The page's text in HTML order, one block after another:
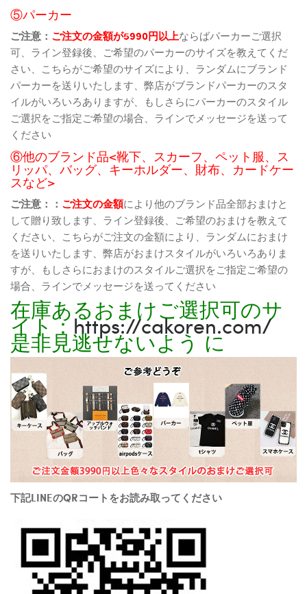
⑤パーカー
ご注意： ご注文の金額が5990円以上ならばパーカーご選択
可、ライン登録後、ご希望のパーカーのサイズを教えてくだ
さい、こちらがご希望のサイズにより、ランダムにブランド
パーカーを送りいたします、弊店がブランドパーカーのスタ
イルがいろいろありますが、もしさらにパーカーのスタイル
ご選択をご指定ご希望の場合、ラインでメッセージを送って
ください
⑥他のブランド品<靴下、スカーフ、ペット服、ス
リッパ、バッグ、キーホルダー、財布、カードケー
スなど>
ご注意：： ご注文の金額により他のブランド品全部おまけと
して贈り致します、ライン登録後、ご希望のおまけを教えて
ください、こちらがご注文の金額により、ランダムにおまけ
を送りいたします、弊店がおまけスタイルがいろいろありま
すが、もしさらにおまけのスタイルご選択をご指定ご希望の
場合、ラインでメッセージを送ってください
在庫あるおまけご選択可のサ
イト：https://cakoren.com/
是非見逃せないよう に
下記LINEのQRコートをお読み取ってください